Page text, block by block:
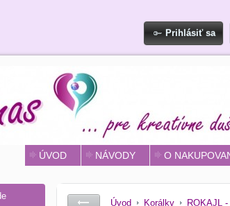
Prihlásiť sa
ÚVOD NÁVODY O
Úvod Korálky ROKAJL